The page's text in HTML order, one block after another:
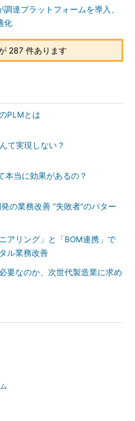
達プラットフォームを導入、
化
287 件あります
PLMとは
て実現しない？
本当に効果があるの？
の業務改善 “失敗者”のパター
アリング」と「BOM連携」で
ル業務改善
要なのか、次世代製造業に求め